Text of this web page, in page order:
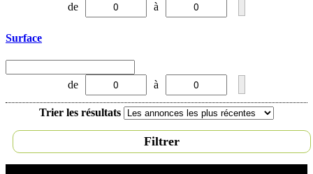
de à
Surface
de à
Trier les résultats
Filtrer